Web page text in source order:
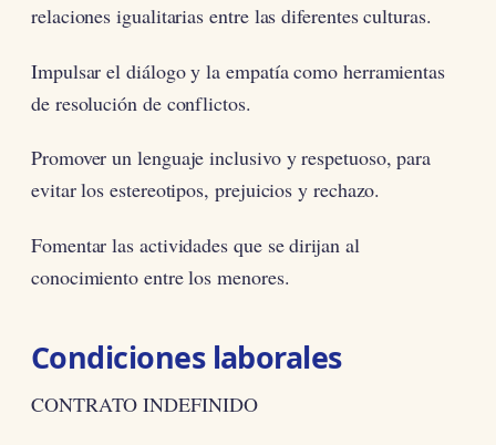
relaciones igualitarias entre las diferentes culturas.
Impulsar el diálogo y la empatía como herramientas
de resolución de conflictos.
Promover un lenguaje inclusivo y respetuoso, para
evitar los estereotipos, prejuicios y rechazo.
Fomentar las actividades que se dirijan al
conocimiento entre los menores.
Condiciones laborales
CONTRATO INDEFINIDO